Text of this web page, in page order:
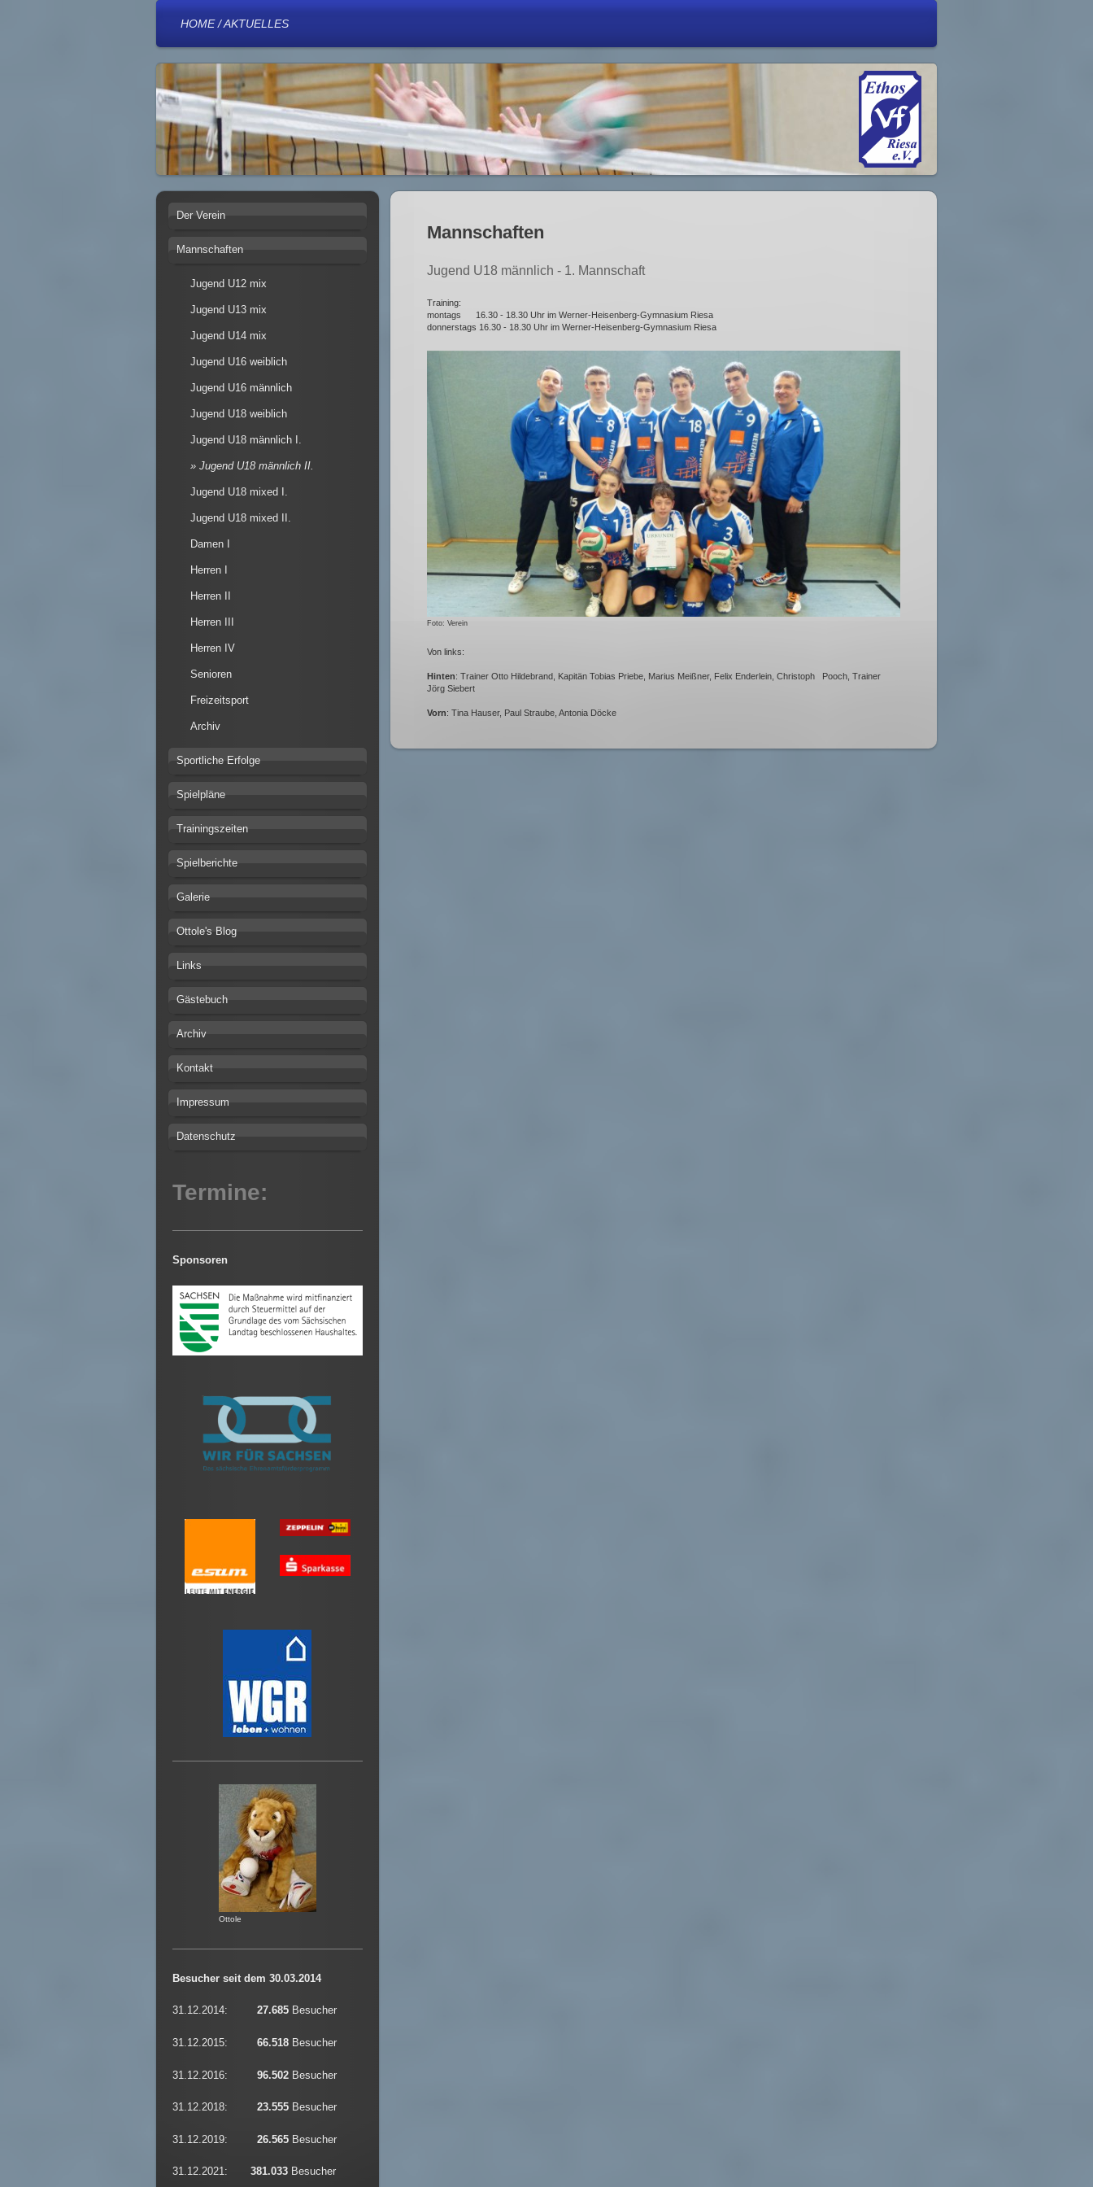
HOME / AKTUELLES
Mannschaften
Jugend U18 männlich - 1. Mannschaft
Training:
montags 16.30 - 18.30 Uhr im Werner-Heisenberg-Gymnasium Riesa
donnerstags 16.30 - 18.30 Uhr im Werner-Heisenberg-Gymnasium Riesa
Foto: Verein
Von links:
Hinten: Trainer Otto Hildebrand, Kapitän Tobias Priebe, Marius Meißner, Felix Enderlein, Christoph Pooch, Trainer
Jörg Siebert
Vorn: Tina Hauser, Paul Straube, Antonia Döcke
Der Verein
Mannschaften
Jugend U12 mix
Jugend U13 mix
Jugend U14 mix
Jugend U16 weiblich
Jugend U16 männlich
Jugend U18 weiblich
Jugend U18 männlich I.
Jugend U18 männlich II.
Jugend U18 mixed I.
Jugend U18 mixed II.
Damen I
Herren I
Herren II
Herren III
Herren IV
Senioren
Freizeitsport
Archiv
Sportliche Erfolge
Spielpläne
Trainingszeiten
Spielberichte
Galerie
Ottole's Blog
Links
Gästebuch
Archiv
Kontakt
Impressum
Datenschutz
Termine:
Sponsoren
Ottole
Besucher seit dem 30.03.2014
31.12.2014: 27.685 Besucher
31.12.2015: 66.518 Besucher
31.12.2016: 96.502 Besucher
31.12.2018: 23.555 Besucher
31.12.2019: 26.565 Besucher
31.12.2021: 381.033 Besucher